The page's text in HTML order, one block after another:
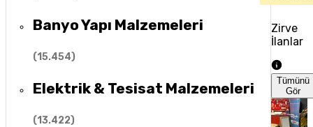
Banyo Yapı Malzemeleri
(15.454)
Elektrik & Tesisat Malzemeleri
(13.422)
Zirve
İlanlar
Tümünü
Gör